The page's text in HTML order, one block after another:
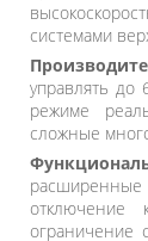
системами
управлять
режиме
сложные
расширенные
отключение
ограничение